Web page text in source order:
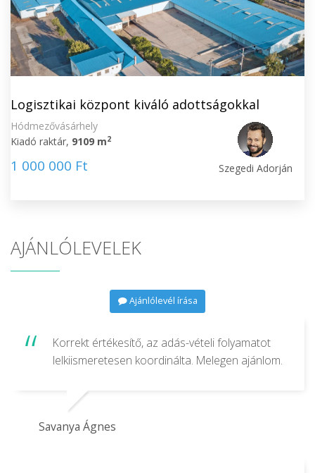
Logisztikai központ kiváló adottságokkal
Hódmezővásárhely
Kiadó raktár, 9109 m2
1 000 000 Ft Szegedi Adorján
AJÁNLÓLEVELEK
Ajánlólevél írása
Korrekt értékesítő, az adás-vételi folyamatot
lelkiismeretesen koordinálta. Melegen ajánlom.
Savanya Ágnes